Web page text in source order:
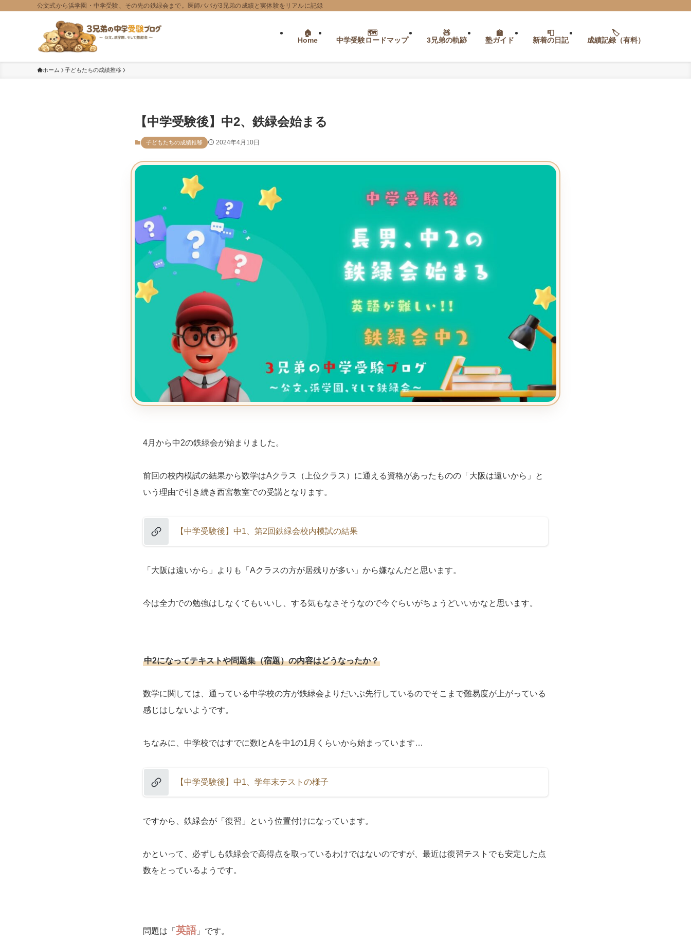
公文式から浜学園・中学受験、その先の鉄緑会まで。医師パパが3兄弟の成績と実体験をリアルに記録
Home 中学受験ロードマップ 3兄弟の軌跡 塾ガイド 新着の日記 成績記録（有料）
ホーム 子どもたちの成績推移
【中学受験後】中2、鉄緑会始まる
子どもたちの成績推移 2024年4月10日
4月から中2の鉄緑会が始まりました。
前回の校内模試の結果から数学はAクラス（上位クラス）に通える資格があったものの「大阪は遠いから」と
いう理由で引き続き西宮教室での受講となります。
【中学受験後】中1、第2回鉄緑会校内模試の結果
「大阪は遠いから」よりも「Aクラスの方が居残りが多い」から嫌なんだと思います。
今は全力での勉強はしなくてもいいし、する気もなさそうなので今ぐらいがちょうどいいかなと思います。
中2になってテキストや問題集（宿題）の内容はどうなったか？
数学に関しては、通っている中学校の方が鉄緑会よりだいぶ先行しているのでそこまで難易度が上がっている
感じはしないようです。
ちなみに、中学校ではすでに数IとAを中1の1月くらいから始まっています…
【中学受験後】中1、学年末テストの様子
ですから、鉄緑会が「復習」という位置付けになっています。
かといって、必ずしも鉄緑会で高得点を取っているわけではないのですが、最近は復習テストでも安定した点
数をとっているようです。
問題は「 英語」です。